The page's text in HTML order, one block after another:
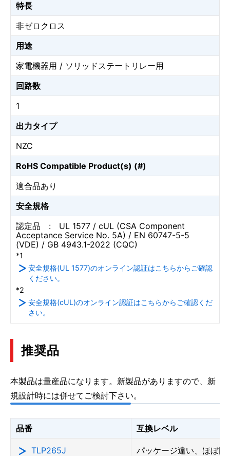
特長
非ゼロクロス
用途
家電機器用 / ソリッドステートリレー用
回路数
1
出力タイプ
NZC
RoHS Compatible Product(s) (#)
適合品あり
安全規格
認定品 : UL 1577 / cUL (CSA Component
Acceptance Service No. 5A) / EN 60747-5-5
(VDE) / GB 4943.1-2022 (CQC)
*1
安全規格(UL 1577)のオンライン認証はこちらからご確認
ください。
*2
安全規格(cUL)のオンライン認証はこちらからご確認くだ
さい。
推奨品
本製品は量産品になります。新製品がありますので、新
規設計時には併せてご検討下さい。
品番 互換レベル
TLP265J パッケージ違い、ほぼ同